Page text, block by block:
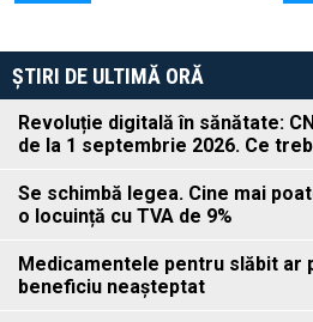
ȘTIRI DE ULTIMĂ ORĂ
Revoluție digitală în sănătate:
de la 1 septembrie 2026. Ce
Se schimbă legea. Cine mai
o locuință cu TVA de 9%
Medicamentele pentru slăbit ar
beneficiu neașteptat